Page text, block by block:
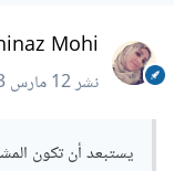
Mohi
نشر12 مارس 2023